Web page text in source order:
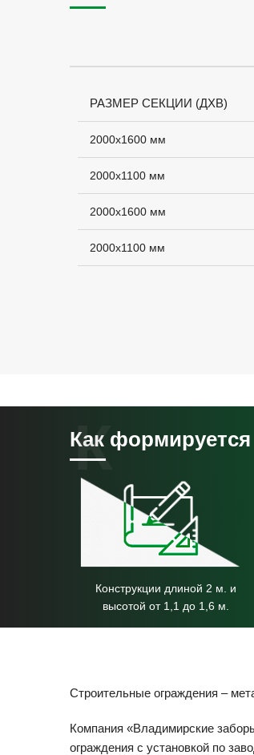
РАЗМЕР СЕКЦИИ (ДХВ)
2000х1600 мм
2000х1100 мм
2000х1600 мм
2000х1100 мм
Как
Конструкции длиной 2 м. и
высотой от 1,1 до 1,6 м.
Строительные ограждения –
Компания «Владимирские
ограждения с установкой по